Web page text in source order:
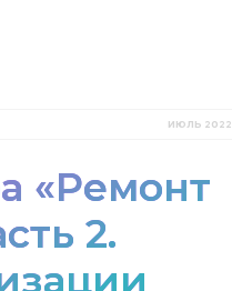
ИЮЛЬ 2022
«Ремонт
2.